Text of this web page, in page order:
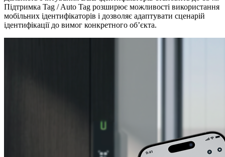
Підтримка Tag / Auto Tag розширює можливості використання
мобільних ідентифікаторів і дозволяє адаптувати сценарій
ідентифікації до вимог конкретного об’єкта.